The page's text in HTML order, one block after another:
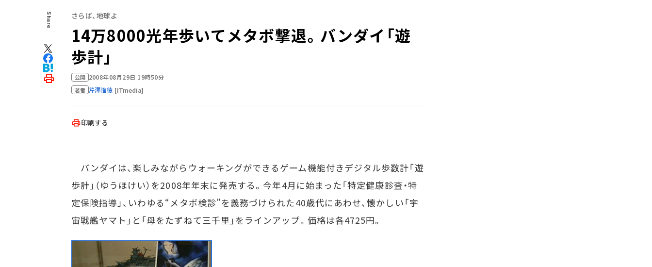
Share さらば、地球よ
14万8000光年歩いてメタボ撃退。バンダイ「遊
歩計」
公開 2008年08月29日 19時50分
著者 芹澤隆徳 [ITmedia]
印刷する
バンダイは、楽しみながらウォーキングができるゲーム機能付きデジタル歩数計「遊
歩計」（ゆうほけい）を2008年年末に発売する。今年4月に始まった「特定健康診査・特
定保険指導」、いわゆる“メタボ検診”を義務づけられた40歳代にあわせ、懐かしい「宇
宙戦艦ヤマト」と「母をたずねて三千里」をラインアップ。価格は各4725円。